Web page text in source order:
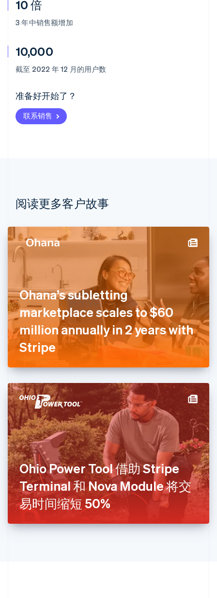
10 倍
3 年中销售额增加
10,000
截至 2022 年 12 月的用户数
准备好开始了？
联系销售
阅读更多客户故事
Ohana’s subletting
marketplace scales to $60
million annually in 2 years with
Stripe
Ohio Power Tool 借助 Stripe
Terminal 和 Nova Module 将交
易时间缩短 50%
阿联酋
爱尔兰
爱沙尼亚
English
奥地利
Deutsch English
Nederlands Français Deutsch
波兰
丹麦
English
德国
Français
芬兰
EnglishSvenska
荷兰
Nederlands English
加拿大
Français
捷克
克罗地亚
拉脱维亚
English
立陶宛
English
列支敦士登
DeutschEnglish
卢森堡
Français DeutschEnglish
罗马尼亚
English
马尔他
English
马来西亚
English 简体中文
美国